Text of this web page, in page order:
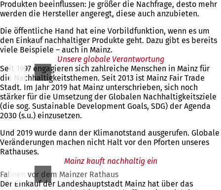
Produkten beeinflussen: Je größer die Nachfrage, desto mehr
werden die Hersteller angeregt, diese auch anzubieten.
Die öffentliche Hand hat eine Vorbildfunktion, wenn es um
den Einkauf nachhaltiger Produkte geht. Dazu gibt es bereits
viele Beispiele – auch in Mainz.
Unsere globale Verantwortung
Seit 1997 engagieren sich zahlreiche Menschen in Mainz für
die Nachhaltigkeitsthemen. Seit 2013 ist Mainz Fair Trade
Stadt. Im Jahr 2019 hat Mainz unterschrieben, sich noch
stärker für die Umsetzung der Globalen Nachhaltigkeitsziele
(die sog. Sustainable Development Goals, SDG) der Agenda
2030 (s.u.) einzusetzen.
Und 2019 wurde dann der Klimanotstand ausgerufen. Globale
Veränderungen machen nicht Halt vor den Pforten unseres
Rathauses.
Mainz kauft nachhaltig ein
Fahnen vor dem Mainzer Rathaus
Der Einkauf der Landeshauptstadt Mainz hat über das